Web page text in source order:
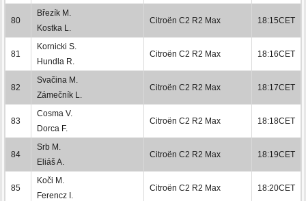
80
Březík M.
Kostka L.
Citroën C2 R2 Max 18:15CET
81
Kornicki S.
Hundla R.
Citroën C2 R2 Max 18:16CET
82
Svačina M.
Zámečník L.
Citroën C2 R2 Max 18:17CET
83
Cosma V.
Dorca F.
Citroën C2 R2 Max 18:18CET
84
Srb M.
Eliáš A.
Citroën C2 R2 Max 18:19CET
85
Koči M.
Ferencz I.
Citroën C2 R2 Max 18:20CET